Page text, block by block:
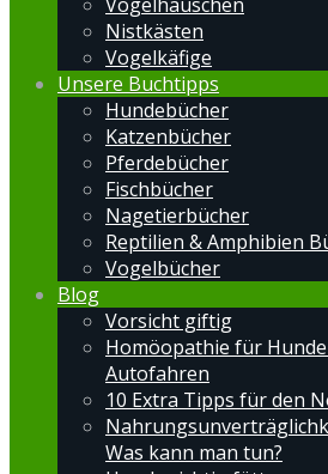
Nistkästen
Vogelkäfige
Unsere Buchtipps
Hundebücher
Katzenbücher
Pferdebücher
Fischbücher
Nagetierbücher
Reptilien & Amphibien
Vogelbücher
Blog
Vorsicht giftig
Homöopathie für
Autofahren
10 Extra Tipps für den
Was kann man tun?